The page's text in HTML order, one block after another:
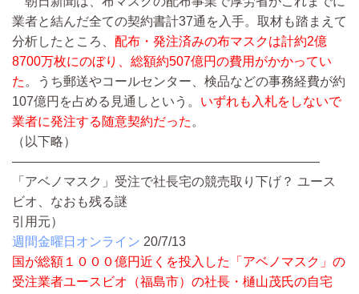
業者と結んだ全ての契約書計37通を入手。取材も踏まえて
分析したところ、 配布・発注済みの布マスクは計約2億
8700万枚にのぼり、総額約507億円の費用がかかってい
た。うち郵送やコールセンター、検品などの事務経費が約
107億円を占める見通しという。 いずれも入札をしないで
業者に発注する随意契約だった。
（以下略）
————————————————————————
「アベノマスク」受注で社長宅の競売取り下げ？ ユース
ビオ、なおも残る謎
引用元）
週間金曜日オンライン 20/7/13
国が総額１０００億円近くを投入した「アベノマスク」の
受注業者ユースビオ（福島市）の社長・樋山茂氏の自宅